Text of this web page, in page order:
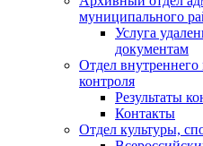
муниципального
Услуга
документам
Отдел
контроля
Результаты
Контакты
Отдел культуры,